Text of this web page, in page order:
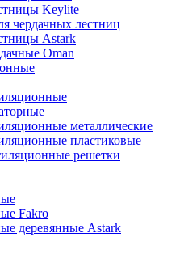
Keylite
чердачных лестниц
Astark
Oman
металлические
пластиковые
решетки
Fakro
деревянные Astark